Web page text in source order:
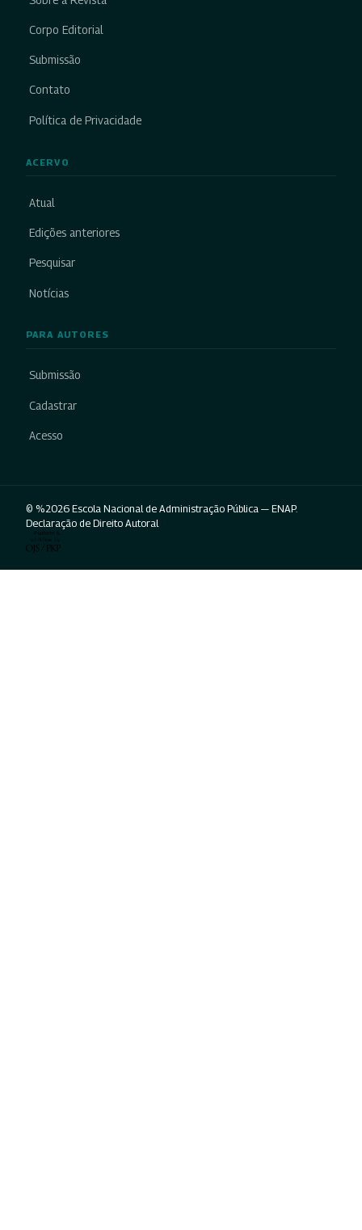
Corpo Editorial
Submissão
Contato
Política de Privacidade
ACERVO
Atual
Edições anteriores
Pesquisar
Notícias
PARA AUTORES
Submissão
Cadastrar
Acesso
© %2026 Escola Nacional de Administração Pública — ENAP.
Declaração de Direito Autoral